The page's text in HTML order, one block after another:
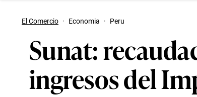
El Comercio · Economia · Peru
Sunat:
ingresos del